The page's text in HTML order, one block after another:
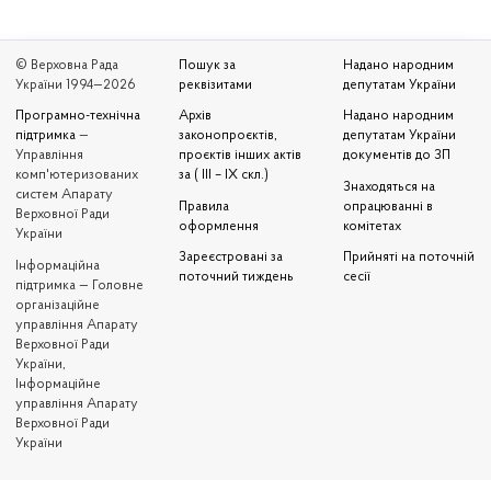
© Верховна Рада
України 1994—2026
Програмно-технічна
підтримка —
Управління
комп'ютеризованих
систем Апарату
Верховної Ради
України
Iнформаційна
підтримка — Головне
організаційне
управління Апарату
Верховної Ради
України,
Інформаційне
управління Апарату
Верховної Ради
України
Пошук за
реквізитами
Архів
законопроєктів,
проєктів інших актів
за ( III – IX скл.)
Правила
оформлення
Зареєстровані за
поточний тиждень
Надано народним
депутатам України
Надано народним
депутатам України
документів до ЗП
Знаходяться на
опрацюванні в
комітетах
Прийняті на поточній
сесії